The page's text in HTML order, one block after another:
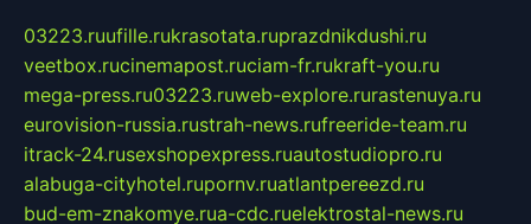
03223.ruufille.rukrasotata.ruprazdnikdushi.ru
veetbox.rucinemapost.ruciam-fr.rukraft-you.ru
mega-press.ru03223.ruweb-explore.rurastenuya.ru
eurovision-russia.rustrah-news.rufreeride-team.ru
itrack-24.rusexshopexpress.ruautostudiopro.ru
alabuga-cityhotel.rupornv.ruatlantpereezd.ru
bud-em-znakomye.rua-cdc.ruelektrostal-news.ru